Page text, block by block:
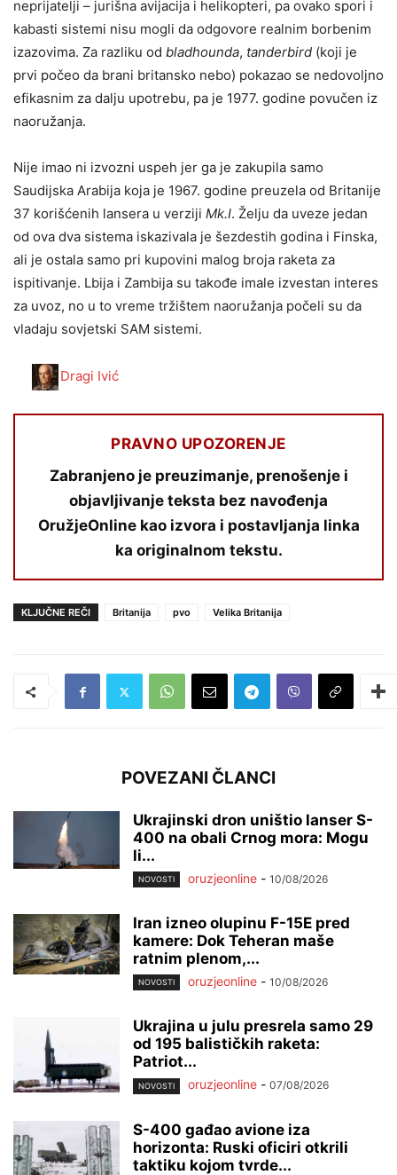
neprijatelji – jurišna avijacija i helikopteri, pa ovako spori i
kabasti sistemi nisu mogli da odgovore realnim borbenim
izazovima. Za razliku od bladhounda, tanderbird (koji je
prvi počeo da brani britansko nebo) pokazao se nedovoljno
efikasnim za dalju upotrebu, pa je 1977. godine povučen iz
naoružanja.
Nije imao ni izvozni uspeh jer ga je zakupila samo
Saudijska Arabija koja je 1967. godine preuzela od Britanije
37 korišćenih lansera u verziji Mk.I. Želju da uveze jedan
od ova dva sistema iskazivala je šezdestih godina i Finska,
ali je ostala samo pri kupovini malog broja raketa za
ispitivanje. Lbija i Zambija su takođe imale izvestan interes
za uvoz, no u to vreme tržištem naoružanja počeli su da
vladaju sovjetski SAM sistemi.
Dragi Ivić
PRAVNO UPOZORENJE
Zabranjeno je preuzimanje, prenošenje i
objavljivanje teksta bez navođenja
OružjeOnline kao izvora i postavljanja linka
ka originalnom tekstu.
KLJUČNE REČI Britanija pvo Velika Britanija
POVEZANI ČLANCI
Ukrajinski dron uništio lanser S-
400 na obali Crnog mora: Mogu
li...
NOVOSTI oruzjeonline - 10/08/2026
Iran izneo olupinu F-15E pred
kamere: Dok Teheran maše
ratnim plenom,...
NOVOSTI oruzjeonline - 10/08/2026
Ukrajina u julu presrela samo 29
od 195 balističkih raketa:
Patriot...
NOVOSTI oruzjeonline - 07/08/2026
S-400 gađao avione iza
horizonta: Ruski oficiri otkrili
taktiku kojom tvrde...